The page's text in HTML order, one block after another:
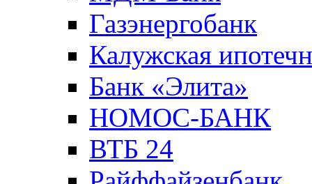
Газэнергобанк
Калужская
Банк «Элита»
НОМОС-БАНК
ВТБ 24